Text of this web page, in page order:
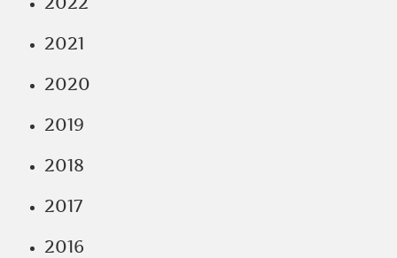
2021
2020
2019
2018
2017
2016